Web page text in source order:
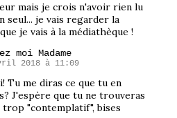
mais je crois n'avoir rien lu
seul... je vais regarder la
je vais à la médiathèque !
moi Madame
2018 à 11:09
Tu me diras ce que tu en
J'espère que tu ne trouveras
trop "contemplatif", bises